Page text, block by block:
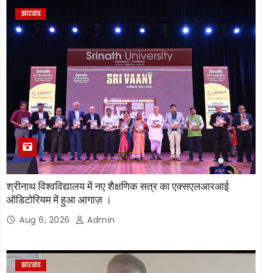
झारखंड
श्रीनाथ विश्वविद्यालय में नए शैक्षणिक सत्र का एक्सएलआरआई
ऑडिटोरियम में हुआ आगाज़ ।
Aug 6, 2026 Admin
झारखंड